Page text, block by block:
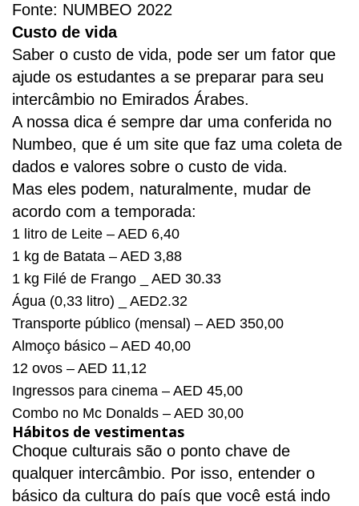
Fonte: NUMBEO 2022
Custo de vida
Saber o custo de vida, pode ser um fator que
ajude os estudantes a se preparar para seu
intercâmbio no Emirados Árabes.
A nossa dica é sempre dar uma conferida no
Numbeo, que é um site que faz uma coleta de
dados e valores sobre o custo de vida.
Mas eles podem, naturalmente, mudar de
acordo com a temporada:
1 litro de Leite – AED 6,40
1 kg de Batata – AED 3,88
1 kg Filé de Frango _ AED 30.33
Água (0,33 litro) _ AED2.32
Transporte público (mensal) – AED 350,00
Almoço básico – AED 40,00
12 ovos – AED 11,12
Ingressos para cinema – AED 45,00
Combo no Mc Donalds – AED 30,00
Hábitos de vestimentas
Choque culturais são o ponto chave de
qualquer intercâmbio. Por isso, entender o
básico da cultura do país que você está indo